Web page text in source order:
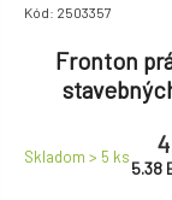
Kód: 2503357
Fronton
Skladom > 5 ks
5.38